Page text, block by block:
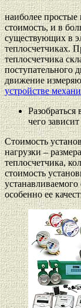
наиболее
стоимость, и в
существующих в
теплосчетчиках.
теплосчетчика
поступательного
движение
устройстве
Разобраться
чего зависит
Стоимость
нагрузки –
теплосчетчика,
стоимость
особенно ее